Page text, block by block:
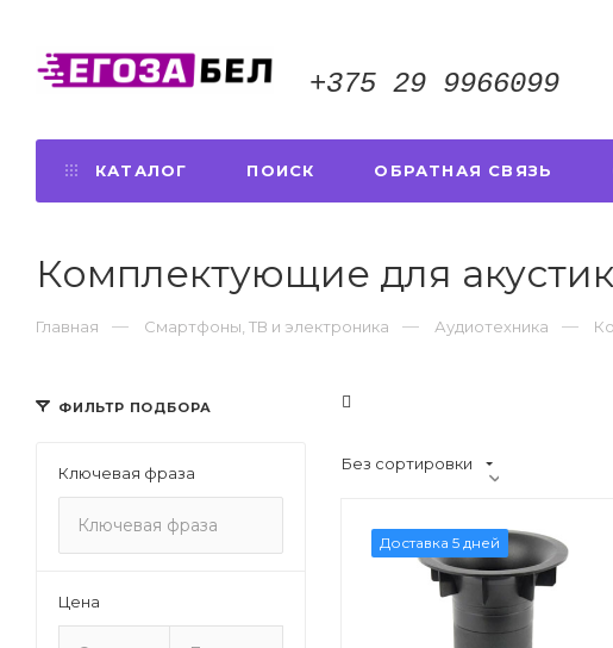
+375 29 9966099
КАТАЛОГ ПОИСК ОБРАТНАЯ СВЯЗЬ
Комплектующие для
Главная Смартфоны, ТВ и электроника Аудиотехника
ФИЛЬТР ПОДБОРА
Ключевая фраза
Цена
Без сортировки
Доставка 5 дней